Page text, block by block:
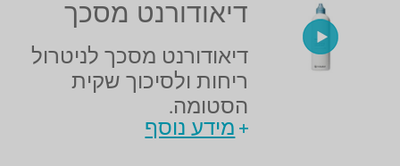
דיאודורנט מסכך
דיאודורנט מסכך לניטרול
ריחות ולסיכוך שקית
הסטומה.
מידע נוסף